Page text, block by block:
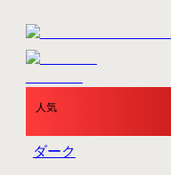
人気
ダーク